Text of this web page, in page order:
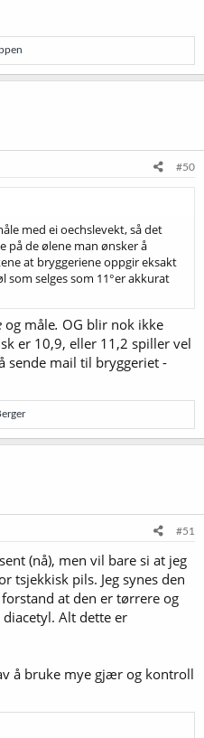
#50
med ei oechslevekt, så det
på de ølene man ønsker å
at bryggeriene oppgir eksakt
som selges som 11°er akkurat
og måle. OG blir nok ikke
er 10,9, eller 11,2 spiller vel
sende mail til bryggeriet -
#51
(nå), men vil bare si at jeg
tsjekkisk pils. Jeg synes den
at den er tørrere og
Alt dette er
å bruke mye gjær og kontroll